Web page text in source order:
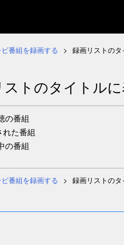
番組を録画する 録画リストの
ストのタイトル
の番組
れた番組
の番組
番組を録画する 録画リストの